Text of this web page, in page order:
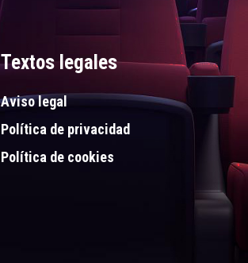
Textos legales
Aviso legal
Política de privacidad
Política de cookies